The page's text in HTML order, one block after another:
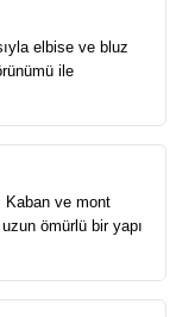
elbise ve bluz
ile
Kaban ve mont
ömürlü bir yapı